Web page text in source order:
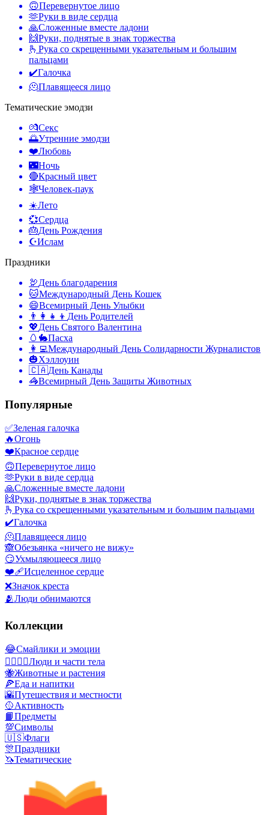
🙃Перевернутое лицо
🫶Руки в виде сердца
🙏Сложенные вместе ладони
🙌Руки, поднятые в знак торжества
🫰 Рука со скрещенными указательным и большим
пальцами
✔️Галочка
🫠Плавящееся лицо
Тематические эмодзи
💏Секс
🌅Утренние эмодзи
❤️Любовь
🌃Ночь
🔴Красный цвет
🕸️Человек-паук
☀️Лето
💞Сердца
🎂День Рождения
☪️Ислам
Праздники
🦃День благодарения
🐱Международный День Кошек
😄Всемирный День Улыбки
👨‍👩‍👧‍👦 День Родителей
💖День Святого Валентина
🥚🐇Пасха
👩‍💻Международный День Солидарности Журналистов
🎃Хэллоуин
🇨🇦День Канады
🦓Всемирный День Защиты Животных
Популярные
✅Зеленая галочка
🔥Огонь
❤️Красное сердце
🙃Перевернутое лицо
🫶Руки в виде сердца
🙏Сложенные вместе ладони
🙌Руки, поднятые в знак торжества
🫰 Рука со скрещенными указательным и большим пальцами
✔️Галочка
🫠Плавящееся лицо
🙈Обезьянка «ничего не вижу»
😏Ухмыляющееся лицо
❤️‍🩹Исцеленное сердце
❌Значок креста
🫂Люди обнимаются
Коллекции
😂Смайлики и эмоции
👩‍❤️‍💋‍👨Люди и части тела
🐝Животные и растения
🍕Еда и напитки
🌇Путешествия и местности
🥎Активность
📙Предметы
💯Символы
🇺🇸Флаги
🎊Праздники
🦄Тематические